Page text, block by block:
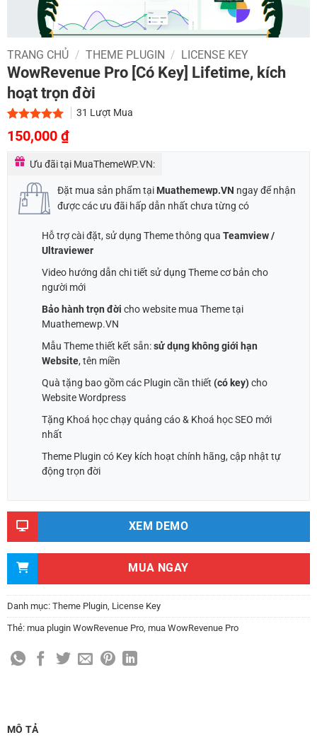
TRANG CHỦ / THEME PLUGIN / LICENSE KEY
WowRevenue Pro [Có Key] Lifetime, kích
hoạt trọn đời
5.00trên 5
dựa trên
2
31 Lượt Mua
Giá
gốc
là:
500,000 ₫.
150,000 ₫Giá
tại
là:
150,000 ₫.
Ưu đãi tại MuaThemeWP.VN:
Đặt mua sản phẩm tại Muathemewp.VN ngay để nhận
được các ưu đãi hấp dẫn nhất chưa từng có
Hỗ trợ cài đặt, sử dụng Theme thông qua Teamview /
Ultraviewer
Video hướng dẫn chi tiết sử dụng Theme cơ bản cho
người mới
Bảo hành trọn đời cho website mua Theme tại
Muathemewp.VN
Mẫu Theme thiết kết sẵn:sử dụng không giới hạn
Website, tên miền
Quà tặng bao gồm các Plugin cần thiết (có key)cho
Website Wordpress
Tặng Khoá học chạy quảng cáo & Khoá học SEO mới
nhất
Theme Plugin có Key kích hoạt chính hãng, cập nhật tự
động trọn đời
XEM DEMO
MUA NGAY
Danh mục: Theme Plugin, License Key
Thẻ: mua plugin WowRevenue Pro, mua WowRevenue Pro
MÔ TẢ